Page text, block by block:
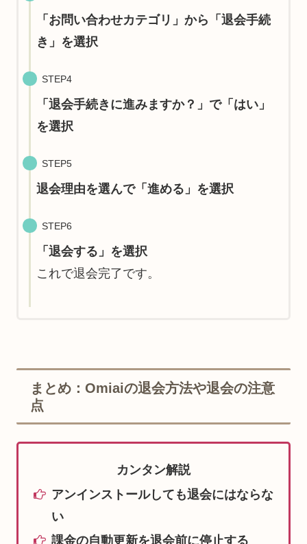
「お問い合わせカテゴリ」から「退会手続
き」を選択
STEP4
「退会手続きに進みますか？」で「はい」
を選択
STEP5
退会理由を選んで「進める」を選択
STEP6
「退会する」を選択
これで退会完了です。
まとめ：Omiaiの退会方法や退会の注意
点
カンタン解説
アンインストールしても退会にはならな
い
課金の自動更新を退会前に停止する